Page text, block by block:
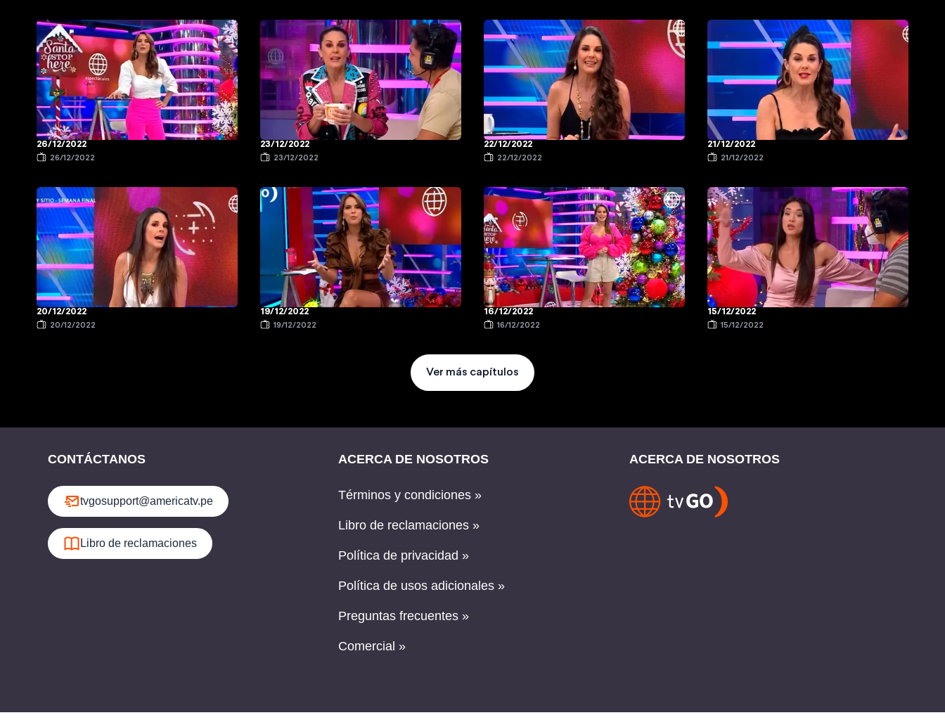
26/12/2022
26/12/2022
23/12/2022
23/12/2022
22/12/2022
22/12/2022
21/12/2022
21/12/2022
20/12/2022
20/12/2022
19/12/2022
19/12/2022
16/12/2022
16/12/2022
15/12/2022
15/12/2022
Ver más capítulos
CONTÁCTANOS
tvgosupport@americatv.pe
Libro de reclamaciones
ACERCA DE NOSOTROS
Términos y condiciones »
Libro de reclamaciones »
Política de privacidad »
Política de usos adicionales »
Preguntas frecuentes »
Comercial »
ACERCA DE NOSOTROS